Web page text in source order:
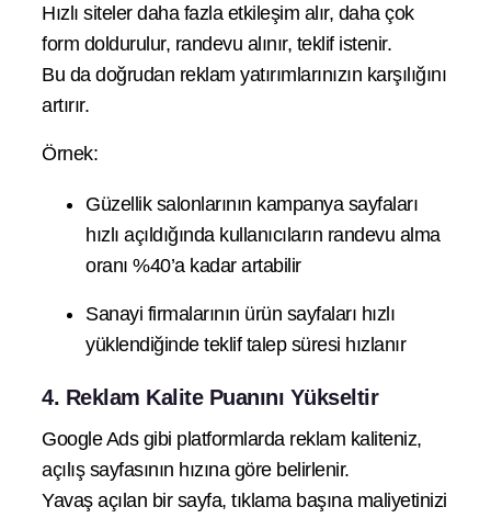
Hızlı siteler daha fazla etkileşim alır, daha çok
form doldurulur, randevu alınır, teklif istenir.
Bu da doğrudan reklam yatırımlarınızın karşılığını
artırır.
Örnek:
Güzellik salonlarının kampanya sayfaları
hızlı açıldığında kullanıcıların randevu alma
oranı %40’a kadar artabilir
Sanayi firmalarının ürün sayfaları hızlı
yüklendiğinde teklif talep süresi hızlanır
4. Reklam Kalite Puanını Yükseltir
Google Ads gibi platformlarda reklam kaliteniz,
açılış sayfasının hızına göre belirlenir.
Yavaş açılan bir sayfa, tıklama başına maliyetinizi